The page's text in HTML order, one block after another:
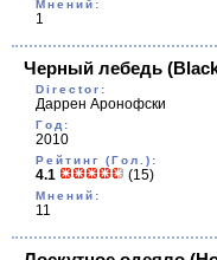
Мнений:
1
Черный лебедь
Director:
Даррен Аронофски
Год:
2010
Рейтинг (Гол.):
4.1 (15)
Мнений:
11